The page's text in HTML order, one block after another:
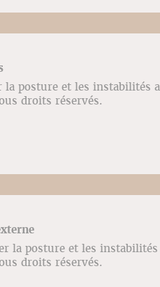
la posture et les instabilités
droits réservés.
la posture et les
droits réservés.